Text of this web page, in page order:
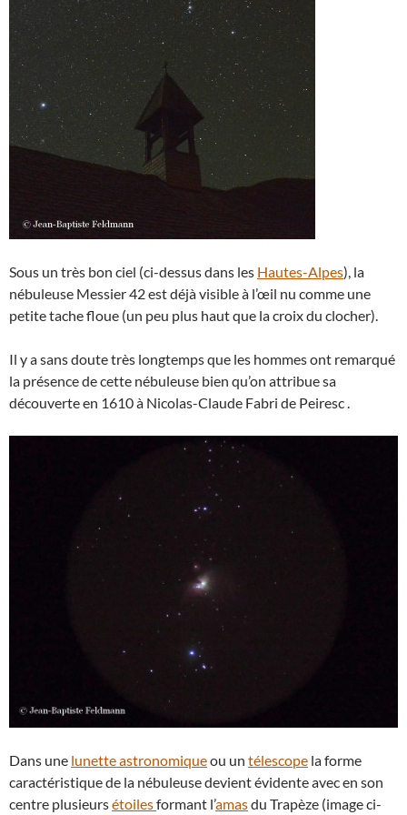
Sous un très bon ciel (ci-dessus dans les Hautes-Alpes), la
nébuleuse Messier 42 est déjà visible à l’œil nu comme une
petite tache floue (un peu plus haut que la croix du clocher).
Il y a sans doute très longtemps que les hommes ont remarqué
la présence de cette nébuleuse bien qu’on attribue sa
découverte en 1610 à Nicolas-Claude Fabri de Peiresc .
Dans une lunette astronomiqueou un télescope la forme
caractéristique de la nébuleuse devient évidente avec en son
centre plusieursétoilesformant l’amasdu Trapèze (image ci-